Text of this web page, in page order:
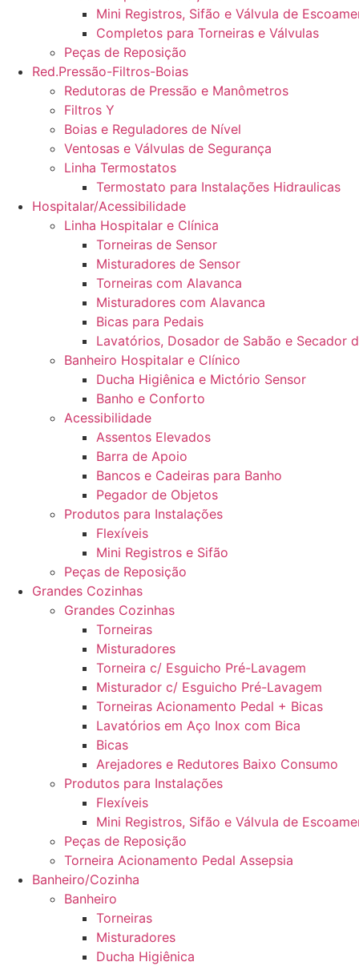
Mini Registros, Sifão e Válvula de
Completos para Torneiras e Válvulas
Peças de Reposição
Red.Pressão-Filtros-Boias
Redutoras de Pressão e Manômetros
Filtros Y
Boias e Reguladores de Nível
Ventosas e Válvulas de Segurança
Linha Termostatos
Termostato para Instalações Hidraulicas
Hospitalar/Acessibilidade
Linha Hospitalar e Clínica
Torneiras de Sensor
Misturadores de Sensor
Torneiras com Alavanca
Misturadores com Alavanca
Bicas para Pedais
Lavatórios, Dosador de Sabão e Secador
Banheiro Hospitalar e Clínico
Ducha Higiênica e Mictório Sensor
Banho e Conforto
Acessibilidade
Assentos Elevados
Barra de Apoio
Bancos e Cadeiras para Banho
Pegador de Objetos
Produtos para Instalações
Flexíveis
Mini Registros e Sifão
Peças de Reposição
Grandes Cozinhas
Grandes Cozinhas
Torneiras
Misturadores
Torneira c/ Esguicho Pré-Lavagem
Misturador c/ Esguicho Pré-Lavagem
Torneiras Acionamento Pedal + Bicas
Lavatórios em Aço Inox com Bica
Bicas
Arejadores e Redutores Baixo Consumo
Produtos para Instalações
Flexíveis
Mini Registros, Sifão e Válvula de
Peças de Reposição
Torneira Acionamento Pedal Assepsia
Banheiro/Cozinha
Banheiro
Torneiras
Misturadores
Ducha Higiênica